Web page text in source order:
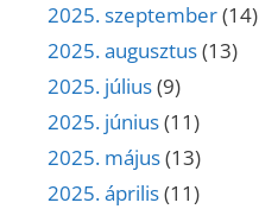
2025. szeptember(14)
2025. augusztus(13)
2025. július(9)
2025. június(11)
2025. május(13)
2025. április(11)